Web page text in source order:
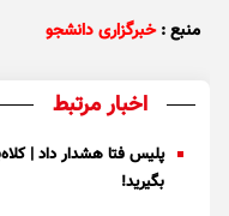
منبع : خبرگزاری دانشجو
اخبار مرتبط
پلیس فتا هشدار داد |
بگیرید!